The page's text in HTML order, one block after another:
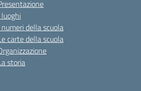
numeri della scuola
carte della scuola
storia